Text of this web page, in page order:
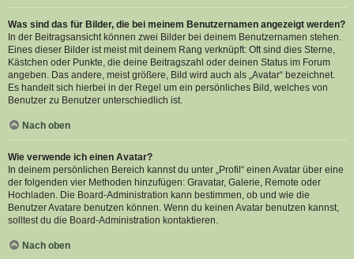
Was sind das für Bilder, die bei meinem Benutzernamen angezeigt werden?
In der Beitragsansicht können zwei Bilder bei deinem Benutzernamen stehen.
Eines dieser Bilder ist meist mit deinem Rang verknüpft: Oft sind dies Sterne,
Kästchen oder Punkte, die deine Beitragszahl oder deinen Status im Forum
angeben. Das andere, meist größere, Bild wird auch als „Avatar“ bezeichnet.
Es handelt sich hierbei in der Regel um ein persönliches Bild, welches von
Benutzer zu Benutzer unterschiedlich ist.
Nach oben
Wie verwende ich einen Avatar?
In deinem persönlichen Bereich kannst du unter „Profil“ einen Avatar über eine
der folgenden vier Methoden hinzufügen: Gravatar, Galerie, Remote oder
Hochladen. Die Board-Administration kann bestimmen, ob und wie die
Benutzer Avatare benutzen können. Wenn du keinen Avatar benutzen kannst,
solltest du die Board-Administration kontaktieren.
Nach oben